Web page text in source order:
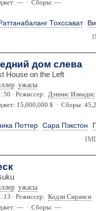
— · Сборы: —
Тохссават
дом слева
House on the Left
ужасы
· Режиссер: Дэннис Илиадис
15,000,000 $ · Сборы:
Поттер Сара Пэкстон
ужасы
· Режиссер: Кодзи Сираиси
— · Сборы: —